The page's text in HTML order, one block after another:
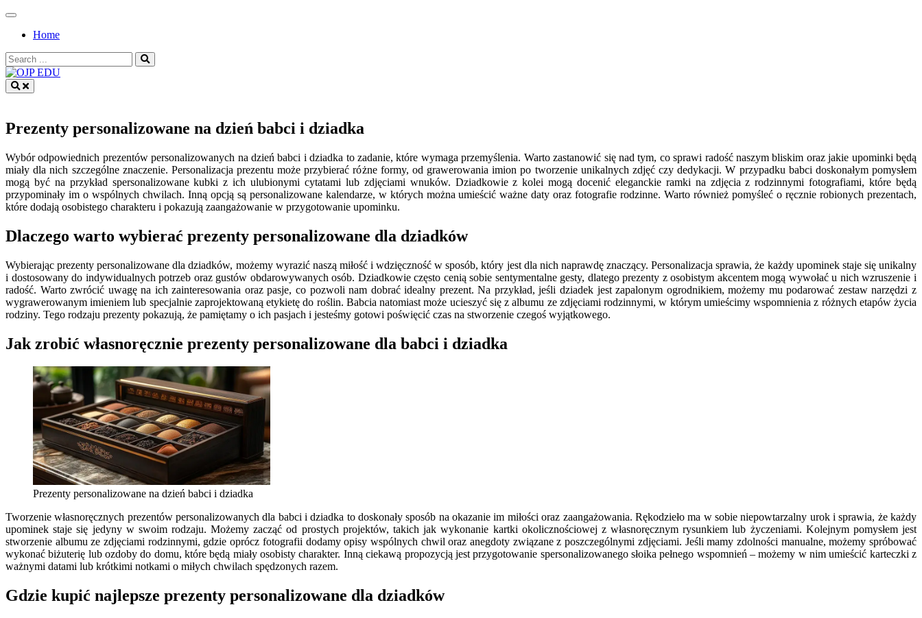
Skip
contentHome
Search
for:
Prezenty personalizowane na dzień babci i dziadka
Wybór odpowiednich prezentów personalizowanych na dzień babci i dziadka to zadanie, które wymaga przemyślenia. Warto zastanowić się nad tym, co sprawi radość naszym bliskim oraz jakie upominki będą
miały dla nich szczególne znaczenie. Personalizacja prezentu może przybierać różne formy, od grawerowania imion po tworzenie unikalnych zdjęć czy dedykacji. W przypadku babci doskonałym pomysłem
mogą być na przykład spersonalizowane kubki z ich ulubionymi cytatami lub zdjęciami wnuków. Dziadkowie z kolei mogą docenić eleganckie ramki na zdjęcia z rodzinnymi fotografiami, które będą
przypominały im o wspólnych chwilach. Inną opcją są personalizowane kalendarze, w których można umieścić ważne daty oraz fotografie rodzinne. Warto również pomyśleć o ręcznie robionych prezentach,
które dodają osobistego charakteru i pokazują zaangażowanie w przygotowanie upominku.
Dlaczego warto wybierać prezenty personalizowane dla dziadków
Wybierając prezenty personalizowane dla dziadków, możemy wyrazić naszą miłość i wdzięczność w sposób, który jest dla nich naprawdę znaczący. Personalizacja sprawia, że każdy upominek staje się unikalny
i dostosowany do indywidualnych potrzeb oraz gustów obdarowywanych osób. Dziadkowie często cenią sobie sentymentalne gesty, dlatego prezenty z osobistym akcentem mogą wywołać u nich wzruszenie i
radość. Warto zwrócić uwagę na ich zainteresowania oraz pasje, co pozwoli nam dobrać idealny prezent. Na przykład, jeśli dziadek jest zapalonym ogrodnikiem, możemy mu podarować zestaw narzędzi z
wygrawerowanym imieniem lub specjalnie zaprojektowaną etykietę do roślin. Babcia natomiast może ucieszyć się z albumu ze zdjęciami rodzinnymi, w którym umieścimy wspomnienia z różnych etapów życia
rodziny. Tego rodzaju prezenty pokazują, że pamiętamy o ich pasjach i jesteśmy gotowi poświęcić czas na stworzenie czegoś wyjątkowego.
Jak zrobić własnoręcznie prezenty personalizowane dla babci i dziadka
Prezenty personalizowane na dzień babci i dziadka
Tworzenie własnoręcznych prezentów personalizowanych dla babci i dziadka to doskonały sposób na okazanie im miłości oraz zaangażowania. Rękodzieło ma w sobie niepowtarzalny urok i sprawia, że każdy
upominek staje się jedyny w swoim rodzaju. Możemy zacząć od prostych projektów, takich jak wykonanie kartki okolicznościowej z własnoręcznym rysunkiem lub życzeniami. Kolejnym pomysłem jest
stworzenie albumu ze zdjęciami rodzinnymi, gdzie oprócz fotografii dodamy opisy wspólnych chwil oraz anegdoty związane z poszczególnymi zdjęciami. Jeśli mamy zdolności manualne, możemy spróbować
wykonać biżuterię lub ozdoby do domu, które będą miały osobisty charakter. Inną ciekawą propozycją jest przygotowanie spersonalizowanego słoika pełnego wspomnień – możemy w nim umieścić karteczki z
ważnymi datami lub krótkimi notkami o miłych chwilach spędzonych razem.
Gdzie kupić najlepsze prezenty personalizowane dla dziadków